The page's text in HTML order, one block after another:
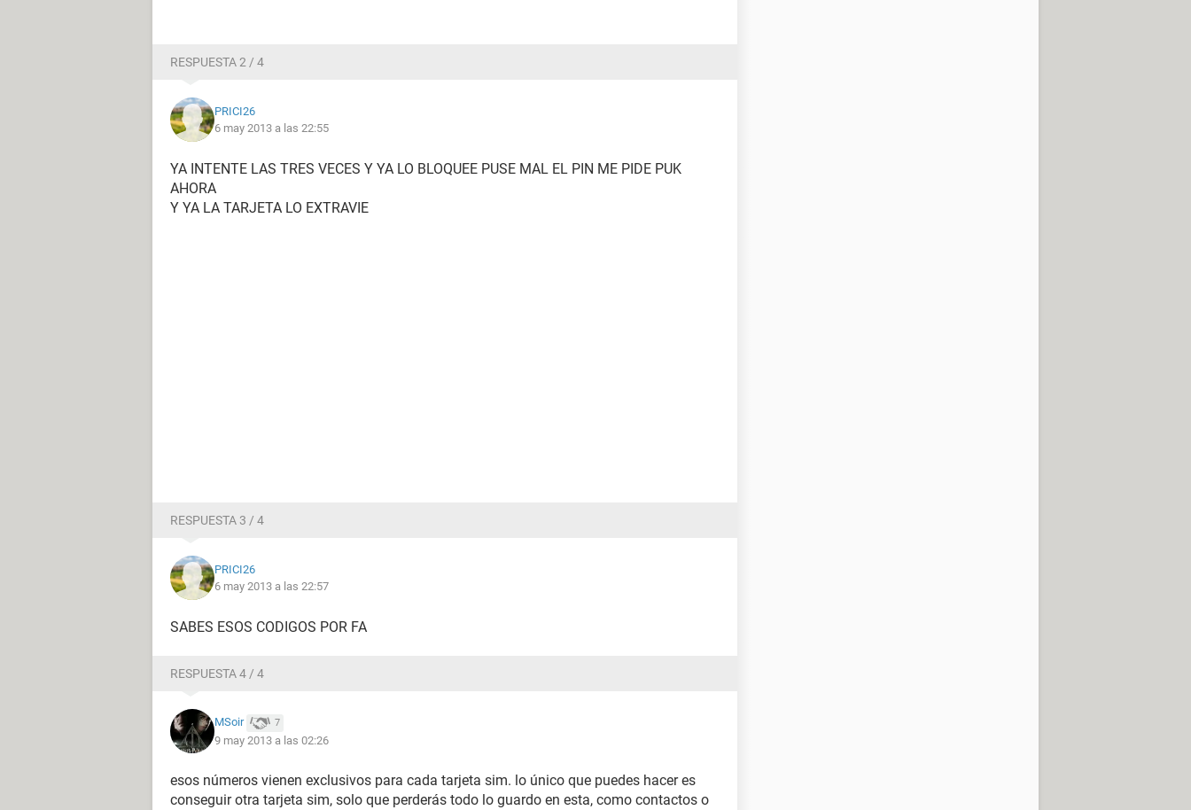
RESPUESTA 2 / 4
PRICI26
6 may 2013 a las 22:55
YA INTENTE LAS TRES VECES Y YA LO BLOQUEE PUSE MAL EL PIN ME PIDE PUK
AHORA
Y YA LA TARJETA LO EXTRAVIE
RESPUESTA 3 / 4
PRICI26
6 may 2013 a las 22:57
SABES ESOS CODIGOS POR FA
RESPUESTA 4 / 4
MSoir 7
9 may 2013 a las 02:26
esos números vienen exclusivos para cada tarjeta sim. lo único que puedes hacer es
conseguir otra tarjeta sim, solo que perderás todo lo guardo en esta, como contactos o